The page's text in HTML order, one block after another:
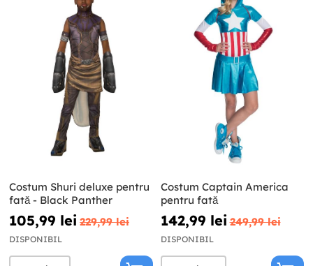
Costum Shuri deluxe pentru
fată - Black Panther
105,99 lei 229,99 lei
DISPONIBIL
Costum Captain America
pentru fată
142,99 lei 249,99 lei
DISPONIBIL